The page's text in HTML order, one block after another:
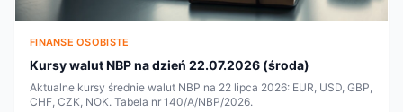
FINANSE OSOBISTE
Kursy walut NBP na dzień 22.07.2026 (środa)
Aktualne kursy średnie walut NBP na 22 lipca 2026: EUR, USD, GBP,
CHF, CZK, NOK. Tabela nr 140/A/NBP/2026.